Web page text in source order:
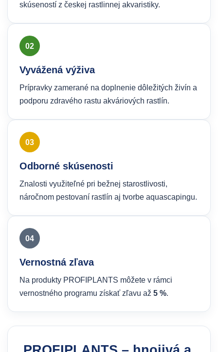
skúseností z českej rastlinnej akvaristiky.
02
Vyvážená výživa
Prípravky zamerané na doplnenie dôležitých živín a
podporu zdravého rastu akváriových rastlín.
03
Odborné skúsenosti
Znalosti využiteľné pri bežnej starostlivosti,
náročnom pestovaní rastlín aj tvorbe aquascapingu.
04
Vernostná zľava
Na produkty PROFIPLANTS môžete v rámci
vernostného programu získať zľavu až 5 %.